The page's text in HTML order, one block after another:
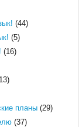
(44)
(5)
(16)
планы(29)
(37)